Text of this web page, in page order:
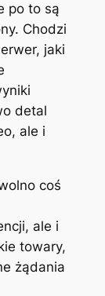
po to są
Chodzi
jaki
detal
ale i
coś
ale i
towary,
żądania